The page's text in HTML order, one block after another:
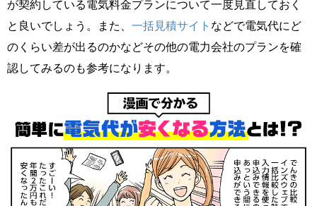
が契約している電気料金プランについて一度見直しておく
と良いでしょう。また、 一括見積サイト などで電気代にど
のくらい差が出るのかなどその他の電力会社のプランを確
認してみるのも参考になります。